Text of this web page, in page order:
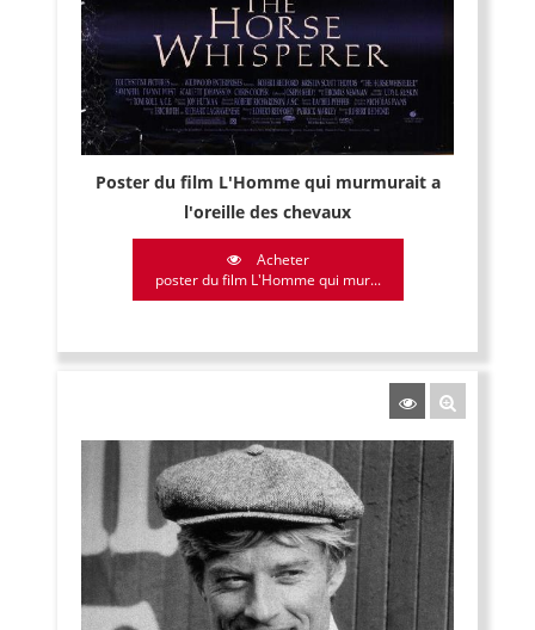
Poster du film L'Homme qui murmurait a
l'oreille des chevaux
Acheter
poster du film L'Homme qui mur...